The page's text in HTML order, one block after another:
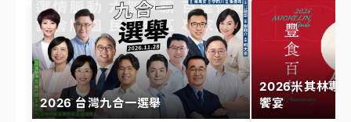
2026 台灣九合一選舉
2026米其林專
饗宴